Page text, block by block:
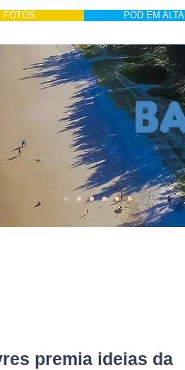
FOTOS POD EM ALTA
premia ideias da